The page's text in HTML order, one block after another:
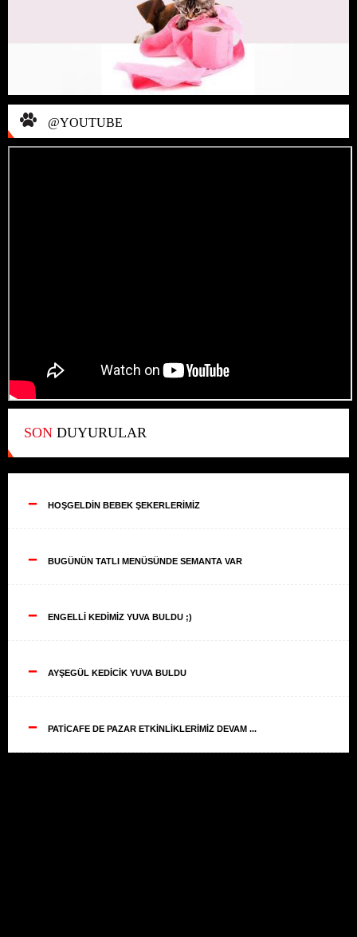
@YOUTUBE
SON DUYURULAR
-- HOŞGELDİN BEBEK ŞEKERLERİMİZ
-- BUGÜNÜN TATLI MENÜSÜNDE SEMANTA VAR
-- ENGELLİ KEDİMİZ YUVA BULDU ;)
-- AYŞEGÜL KEDİCİK YUVA BULDU
-- PATİCAFE DE PAZAR ETKİNLİKLERİMİZ DEVAM ...